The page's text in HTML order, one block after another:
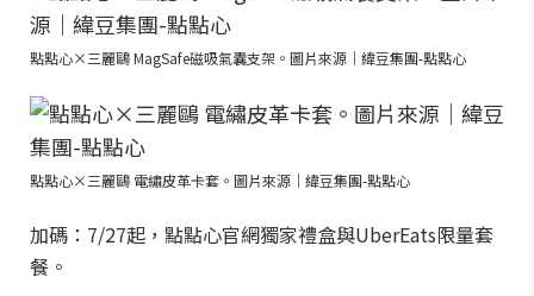
點點心×三麗鷗 MagSafe磁吸氣囊支架。圖片來源｜緯豆集團-點點心
點點心×三麗鷗 電繡皮革卡套。圖片來源｜緯豆集團-點點心
加碼：7/27起，點點心官網獨家禮盒與UberEats限量套
餐。